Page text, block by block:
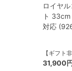
ロイヤ
ト
対応
【ギフト
31,900